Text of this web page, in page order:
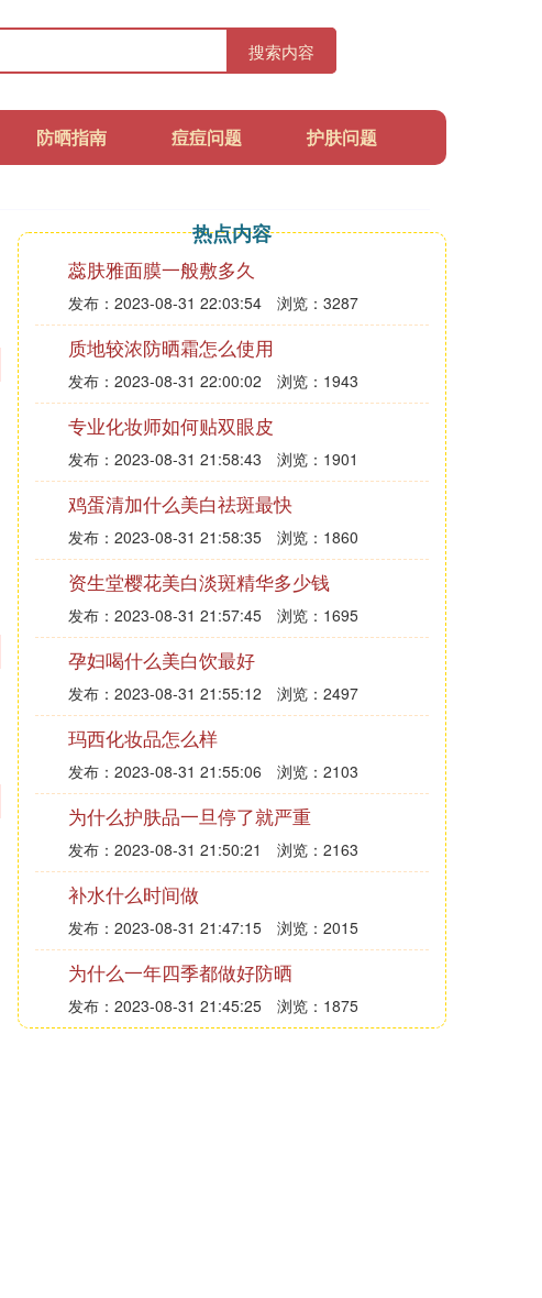
搜索内容
防晒指南 痘痘问题 护肤问题
热点内容
蕊肤雅面膜一般敷多久
发布：2023-08-31 22:03:54 浏览：3287
质地较浓防晒霜怎么使用
发布：2023-08-31 22:00:02 浏览：1943
专业化妆师如何贴双眼皮
发布：2023-08-31 21:58:43 浏览：1901
鸡蛋清加什么美白祛斑最快
发布：2023-08-31 21:58:35 浏览：1860
资生堂樱花美白淡斑精华多少钱
发布：2023-08-31 21:57:45 浏览：1695
孕妇喝什么美白饮最好
发布：2023-08-31 21:55:12 浏览：2497
玛西化妆品怎么样
发布：2023-08-31 21:55:06 浏览：2103
为什么护肤品一旦停了就严重
发布：2023-08-31 21:50:21 浏览：2163
补水什么时间做
发布：2023-08-31 21:47:15 浏览：2015
为什么一年四季都做好防晒
发布：2023-08-31 21:45:25 浏览：1875